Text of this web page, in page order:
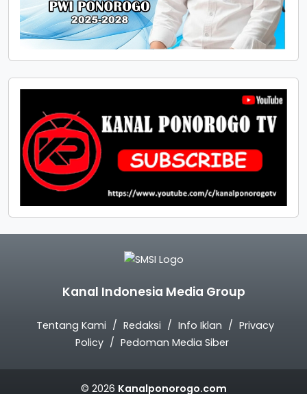
Kanal Indonesia Media Group
Tentang Kami Redaksi Info Iklan
Privacy
Policy
Pedoman Media Siber
© 2026 Kanalponorogo.com